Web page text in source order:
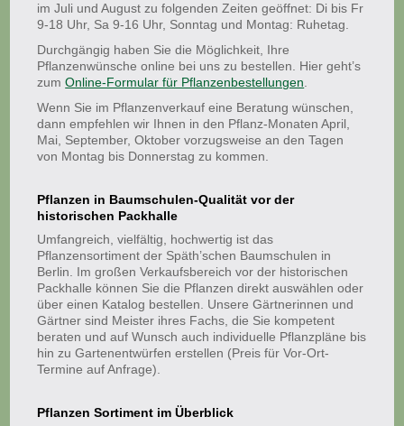
im Juli und August zu folgenden Zeiten geöffnet: Di bis Fr
9-18 Uhr, Sa 9-16 Uhr, Sonntag und Montag: Ruhetag.
Durchgängig haben Sie die Möglichkeit, Ihre
Pflanzenwünsche online bei uns zu bestellen. Hier geht’s
zumOnline-Formular für Pflanzenbestellungen
Wenn Sie im Pflanzenverkauf eine Beratung wünschen,
dann empfehlen wir Ihnen in den Pflanz-Monaten April,
Mai, September, Oktober vorzugsweise an den Tagen
von Montag bis Donnerstag zu kommen.
Pflanzen in Baumschulen-Qualität vor der
historischen Packhalle
Umfangreich, vielfältig, hochwertig ist das
Pflanzensortiment der Späth’schen Baumschulen in
Berlin. Im großen Verkaufsbereich vor der historischen
Packhalle können Sie die Pflanzen direkt auswählen oder
über einen Katalog bestellen. Unsere Gärtnerinnen und
Gärtner sind Meister ihres Fachs, die Sie kompetent
beraten und auf Wunsch auch individuelle Pflanzpläne bis
hin zu Gartenentwürfen erstellen (Preis für Vor-Ort-
Termine auf Anfrage).
Pflanzen Sortiment im Überblick